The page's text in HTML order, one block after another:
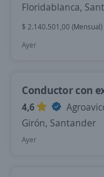
Floridablanca,
$ 2.140.501,00 (Mensual)
Ayer
Conductor con
4,6
Girón, Santander
Ayer